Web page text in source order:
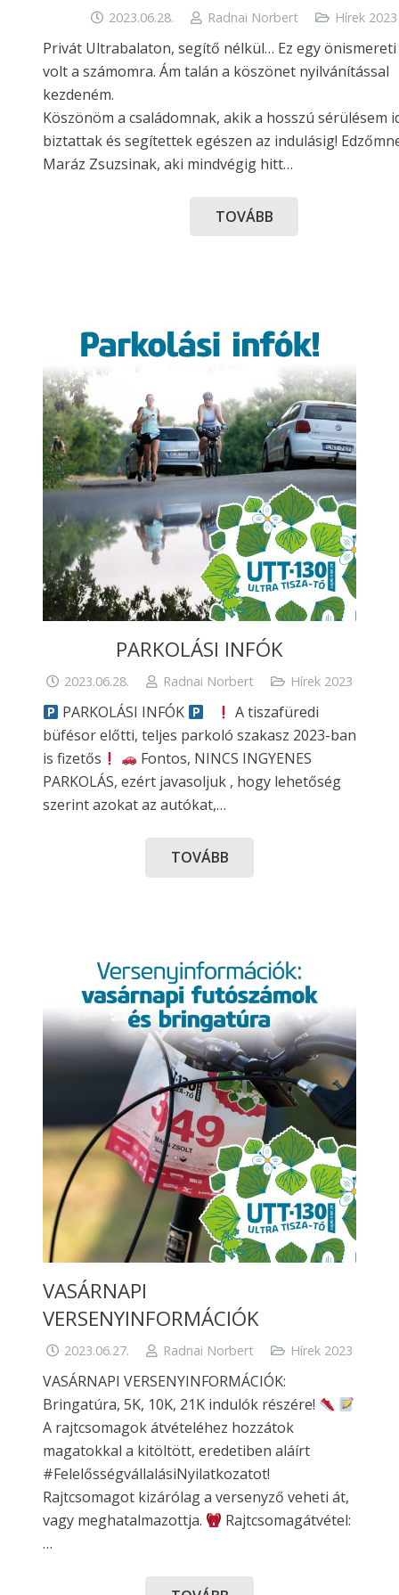
2023.06.28. Radnai Norbert Hírek 2023
Privát Ultrabalaton, segítő nélkül… Ez egy
volt a számomra. Ám talán a köszönet nyilvánítással
kezdeném.
Köszönöm a családomnak, akik a hosszú sérülésem
biztattak és segítettek egészen az indulásig!
Maráz Zsuzsinak, aki mindvégig hitt…
TOVÁBB
PARKOLÁSI INFÓK
2023.06.28. Radnai Norbert Hírek 2023
PARKOLÁSI INFÓK
A tiszafüredi
büfésor előtti, teljes parkoló szakasz 2023-ban
is fizetős
Fontos, NINCS INGYENES
PARKOLÁS, ezért javasoljuk , hogy lehetőség
szerint azokat az autókat,…
TOVÁBB
VASÁRNAPI
VERSENYINFORMÁCIÓK
2023.06.27. Radnai Norbert Hírek 2023
VASÁRNAPI VERSENYINFORMÁCIÓK:
Bringatúra, 5K, 10K, 21K indulók részére!
A rajtcsomagok átvételéhez hozzátok
magatokkal a kitöltött, eredetiben aláírt
#FelelősségvállalásiNyilatkozatot!
Rajtcsomagot kizárólag a versenyző veheti át,
vagy meghatalmazottja.
Rajtcsomagátvétel:
…